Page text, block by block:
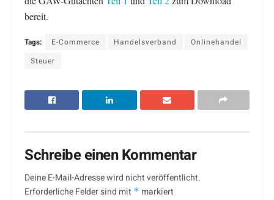
bereit.
Tags: E-Commerce Handelsverband
Onlinehandel
Steuer
Schreibe einen Kommentar
Deine E-Mail-Adresse wird nicht veröffentlicht.
Erforderliche Felder sind mit * markiert